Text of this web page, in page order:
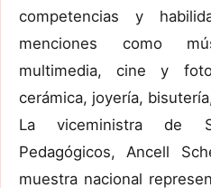
competencias y
menciones como
multimedia, cine y
cerámica, joyería,
La viceministra de
Pedagógicos, Ancell
muestra nacional